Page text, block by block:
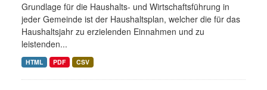
Grundlage für die Haushalts- und Wirtschaftsführung in
jeder Gemeinde ist der Haushaltsplan, welcher die für das
Haushaltsjahr zu erzielenden Einnahmen und zu
leistenden...
HTML PDF CSV